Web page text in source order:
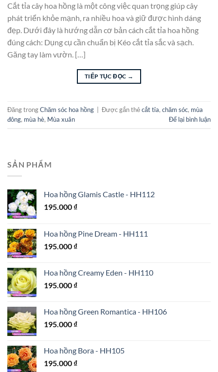
Cắt tỉa cây hoa hồng là một công việc quan trọng giúp cây
phát triển khỏe mạnh, ra nhiều hoa và giữ được hình dáng
đẹp. Dưới đây là hướng dẫn cơ bản cách cắt tỉa hoa hồng
đúng cách: Dụng cụ cần chuẩn bị Kéo cắt tỉa sắc và sạch.
Găng tay làm vườn. […]
TIẾP TỤC ĐỌC →
Đăng trongChăm sóc hoa hồng Được gắn thẻcắt tỉa, chăm sóc, mùa
đông, mùa hè, Mùa xuân Để lại bình luận
SẢN PHẨM
Hoa hồng Glamis Castle - HH112
195.000 ₫
Hoa hồng Pine Dream - HH111
195.000 ₫
Hoa hồng Creamy Eden - HH110
195.000 ₫
Hoa hồng Green Romantica - HH106
195.000 ₫
Hoa hồng Bora - HH105
195.000 ₫